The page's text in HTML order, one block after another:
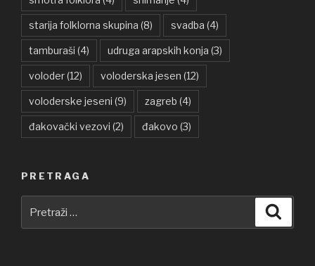
starija folklorna skupina (8) svadba (4)
tamburaši (4) udruga arapskih konja (3)
voloder(12) voloderska jesen (12)
voloderske jeseni (9) zagreb (4)
đakovački vezovi (2) đakovo (3)
PRETRAGA